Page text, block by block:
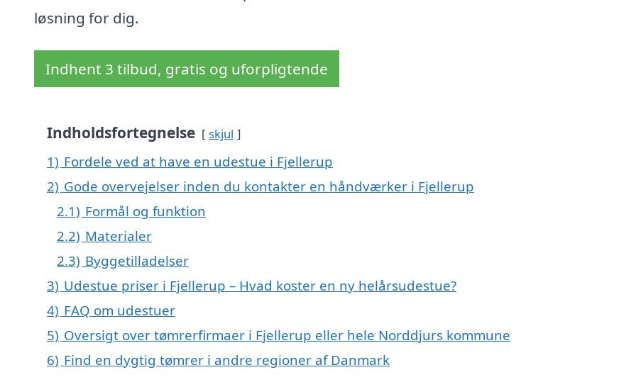
løsning for dig.
Indhent 3 tilbud, gratis og uforpligtende
Indholdsfortegnelse skjul
1) Fordele ved at have en udestue i Fjellerup
2) Gode overvejelser inden du kontakter en håndværker i Fjellerup
2.1) Formål og funktion
2.2) Materialer
2.3) Byggetilladelser
3) Udestue priser i Fjellerup – Hvad koster en ny helårsudestue?
4) FAQ om udestuer
5) Oversigt over tømrerfirmaer i Fjellerup eller hele Norddjurs kommune
6) Find en dygtig tømrer i andre regioner af Danmark